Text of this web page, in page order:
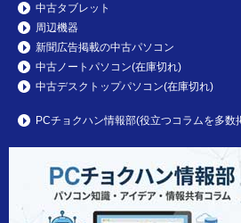
中古タブレット
周辺機器
新聞広告掲載の中古パソコン
中古ノートパソコン(在庫切れ)
中古デスクトップパソコン(在庫切れ)
PCチョクハン情報部(役立つコラムを多数